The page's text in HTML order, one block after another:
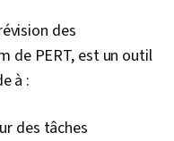
des
de PERT, est un outil
à :
des tâches